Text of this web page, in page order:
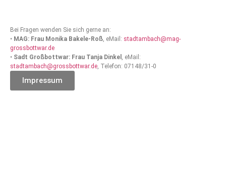
Bei Fragen wenden Sie sich gerne an:
• MAG: Frau Monika Bakele-Roß, eMail: stadtambach@mag-
grossbottwar.de
• Sadt Großbottwar: Frau Tanja Dinkel , eMail:
stadtambach@grossbottwar.de, Telefon: 07148/31-0
Impressum